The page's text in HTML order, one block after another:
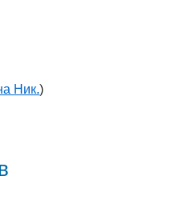
Ник.)